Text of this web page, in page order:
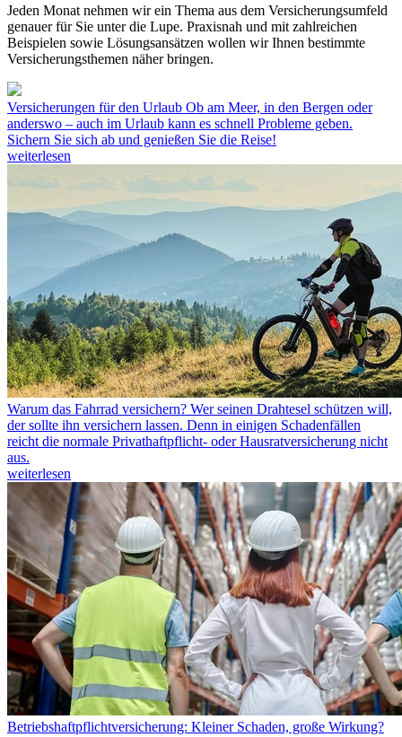
Jeden Monat nehmen wir ein Thema aus dem Versicherungsumfeld
genauer für Sie unter die Lupe. Praxisnah und mit zahlreichen
Beispielen sowie Lösungsansätzen wollen wir Ihnen bestimmte
Versicherungsthemen näher bringen.
Versicherungen für den Urlaub Ob am Meer, in den Bergen oder
anderswo – auch im Urlaub kann es schnell Probleme geben.
Sichern Sie sich ab und genießen Sie die Reise!
weiterlesen
Warum das Fahrrad versichern? Wer seinen Drahtesel schützen will,
der sollte ihn versichern lassen. Denn in einigen Schadenfällen
reicht die normale Privathaftpflicht- oder Hausratversicherung nicht
aus.
weiterlesen
Betriebshaftpflichtversicherung: Kleiner Schaden, große Wirkung?